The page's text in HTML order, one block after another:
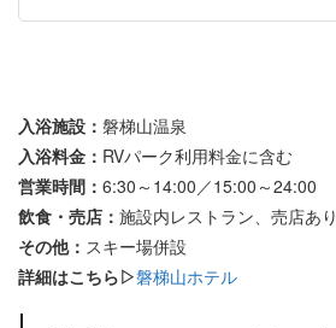
入浴施設： 磐梯山温泉
入浴料金： RVパーク利用料金に含む
営業時間： 6:30～14:00／15:00～24:00
飲食・売店： 施設内レストラン、売店あり
その他： スキー場併設
詳細はこちら▷磐梯山ホテル